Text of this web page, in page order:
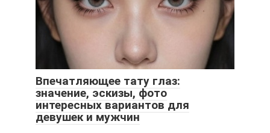
Впечатляющее тату глаз:
значение, эскизы, фото
интересных вариантов для
девушек и мужчин